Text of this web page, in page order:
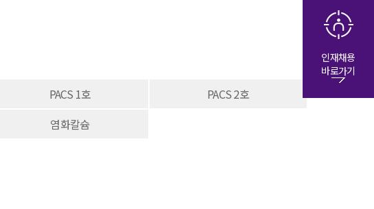
인재채용
바로가기
PACS 1호
PACS 2호
염화칼슘